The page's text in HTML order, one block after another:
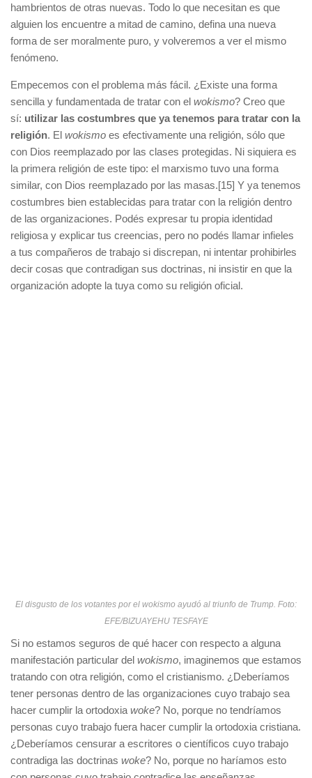
hambrientos de otras nuevas. Todo lo que necesitan es que
alguien los encuentre a mitad de camino, defina una nueva
forma de ser moralmente puro, y volveremos a ver el mismo
fenómeno.
Empecemos con el problema más fácil. ¿Existe una forma
sencilla y fundamentada de tratar con el wokismo? Creo que
sí: utilizar las costumbres que ya tenemos para tratar con la
religión. El wokismo es efectivamente una religión, sólo que
con Dios reemplazado por las clases protegidas. Ni siquiera es
la primera religión de este tipo: el marxismo tuvo una forma
similar, con Dios reemplazado por las masas.[15] Y ya tenemos
costumbres bien establecidas para tratar con la religión dentro
de las organizaciones. Podés expresar tu propia identidad
religiosa y explicar tus creencias, pero no podés llamar infieles
a tus compañeros de trabajo si discrepan, ni intentar prohibirles
decir cosas que contradigan sus doctrinas, ni insistir en que la
organización adopte la tuya como su religión oficial.
El disgusto de los votantes por el wokismo ayudó al triunfo de Trump. Foto:
EFE/BIZUAYEHU TESFAYE
Si no estamos seguros de qué hacer con respecto a alguna
manifestación particular del wokismo, imaginemos que estamos
tratando con otra religión, como el cristianismo. ¿Deberíamos
tener personas dentro de las organizaciones cuyo trabajo sea
hacer cumplir la ortodoxia woke? No, porque no tendríamos
personas cuyo trabajo fuera hacer cumplir la ortodoxia cristiana.
¿Deberíamos censurar a escritores o científicos cuyo trabajo
contradiga las doctrinas woke? No, porque no haríamos esto